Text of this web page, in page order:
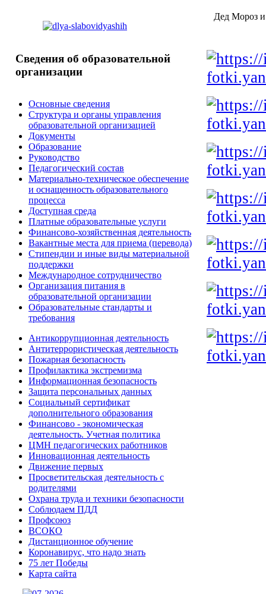
Сведения об образовательной
организации
Основные сведения
Структура и органы управления
образовательной организацией
Документы
Образование
Руководство
Педагогический состав
Материально-техническое обеспечение
и оснащенность образовательного
процесса
Доступная среда
Платные образовательные услуги
Финансово-хозяйственная деятельность
Вакантные места для приема (перевода)
Стипендии и иные виды материальной
поддержки
Международное сотрудничество
Организация питания в
образовательной организации
Образовательные стандарты и
требования
Антикоррупционная деятельность
Антитеррористическая деятельность
Пожарная безопасность
Профилактика экстремизма
Информационная безопасность
Защита персональных данных
Социальный сертификат
дополнительного образования
Финансово - экономическая
деятельность. Учетная политика
ЦМН педагогических работников
Инновационная деятельность
Движение первых
Просветительская деятельность с
родителями
Охрана труда и техники безопасности
Соблюдаем ПДД
Профсоюз
ВСОКО
Дистанционное обучение
Коронавирус, что надо знать
75 лет Победы
Карта сайта
Дед Мороз